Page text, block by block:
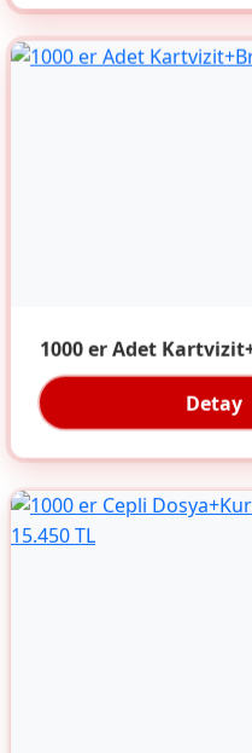
1000 er Adet
Detay